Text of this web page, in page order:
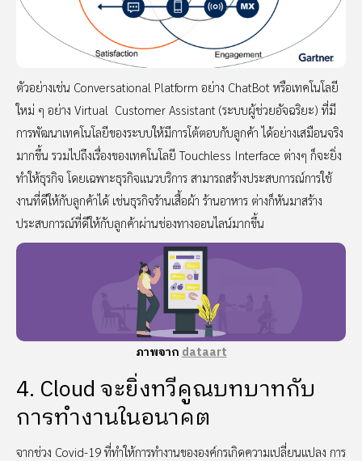
ตัวอย่างเช่น Conversational Platform อย่าง ChatBot หรือเทคโนโลยี
ใหม่ ๆ อย่าง Virtual Customer Assistant (ระบบผู้ช่วยอัจฉริยะ) ที่มี
การพัฒนาเทคโนโลยีของระบบให้มีการโต้ตอบกับลูกค้า ได้อย่างเสมือนจริง
มากขึ้น รวมไปถึงเรื่องของเทคโนโลยี Touchless Interface ต่างๆ ก็จะยิ่ง
ทำให้ธุรกิจ โดยเฉพาะธุรกิจแนวบริการ สามารถสร้างประสบการณ์การใช้
งานที่ดีให้กับลูกค้าได้ เช่นธุรกิจร้านเสื้อผ้า ร้านอาหาร ต่างก็หันมาสร้าง
ประสบการณ์ที่ดีให้กับลูกค้าผ่านช่องทางออนไลน์มากขึ้น
ภาพจากdataart
4. Cloud จะยิ่งทวีคูณบทบาทกับ
การทำงานในอนาคต
จากช่วง Covid-19 ที่ทำให้การทำงานขององค์กรเกิดความเปลี่ยนแปลง การ